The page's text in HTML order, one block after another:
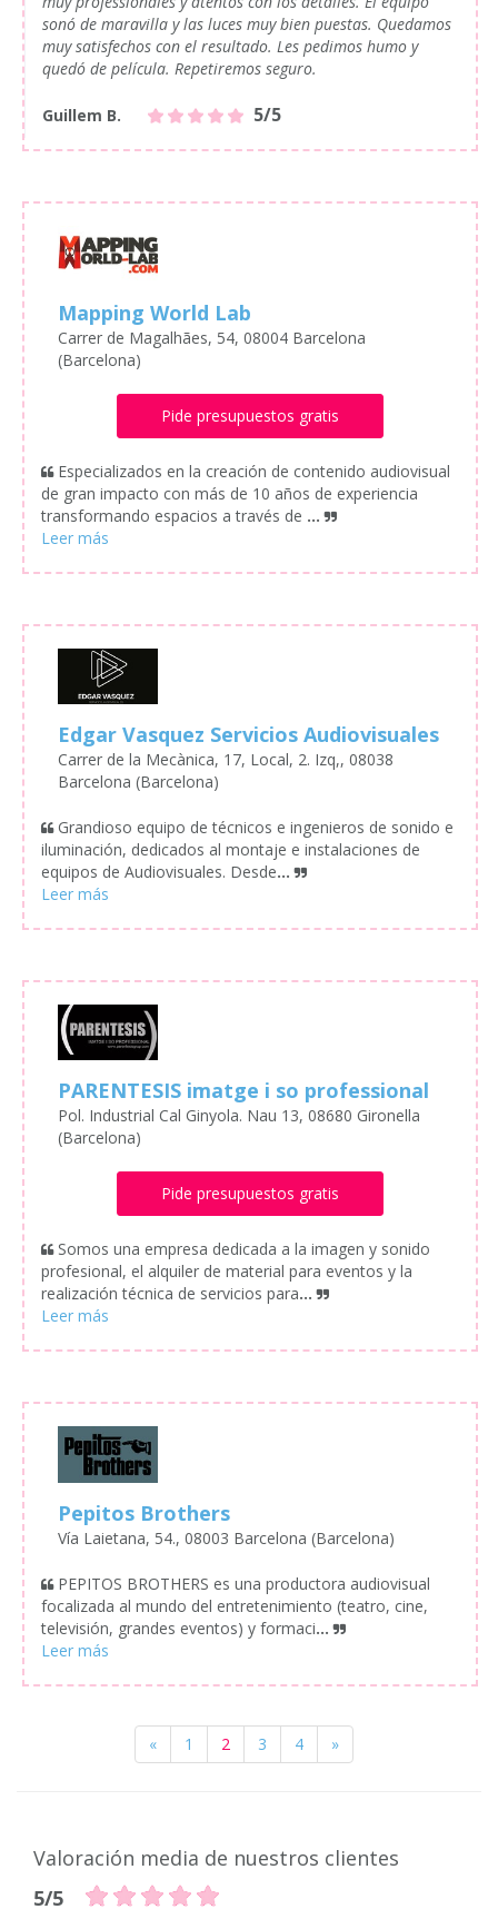
sonó de maravilla y las luces muy bien puestas. Quedamos
muy satisfechos con el resultado. Les pedimos humo y
quedó de película. Repetiremos seguro.
Guillem B. 5/5
Mapping World Lab
Carrer de Magalhães, 54, 08004 Barcelona
(Barcelona)
Pide presupuestos gratis
Especializados en la creación de contenido audiovisual
de gran impacto con más de 10 años de experiencia
transformando espacios a través de ...
Edgar Vasquez Servicios Audiovisuales
Carrer de la Mecànica, 17, Local, 2. Izq,, 08038
Barcelona (Barcelona)
Grandioso equipo de técnicos e ingenieros de sonido e
iluminación, dedicados al montaje e instalaciones de
equipos de Audiovisuales. Desde...
PARENTESIS imatge i so professional
Pol. Industrial Cal Ginyola. Nau 13, 08680 Gironella
(Barcelona)
Pide presupuestos gratis
Somos una empresa dedicada a la imagen y sonido
profesional, el alquiler de material para eventos y la
realización técnica de servicios para...
Pepitos Brothers
Vía Laietana, 54., 08003 Barcelona (Barcelona)
PEPITOS BROTHERS es una productora audiovisual
focalizada al mundo del entretenimiento (teatro, cine,
televisión, grandes eventos) y formaci...
« 1 2 3 4 »
Valoración media de nuestros clientes
5/5